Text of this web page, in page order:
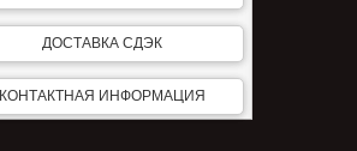
ДОСТАВКА СДЭК
КОНТАКТНАЯ ИНФОРМАЦИЯ